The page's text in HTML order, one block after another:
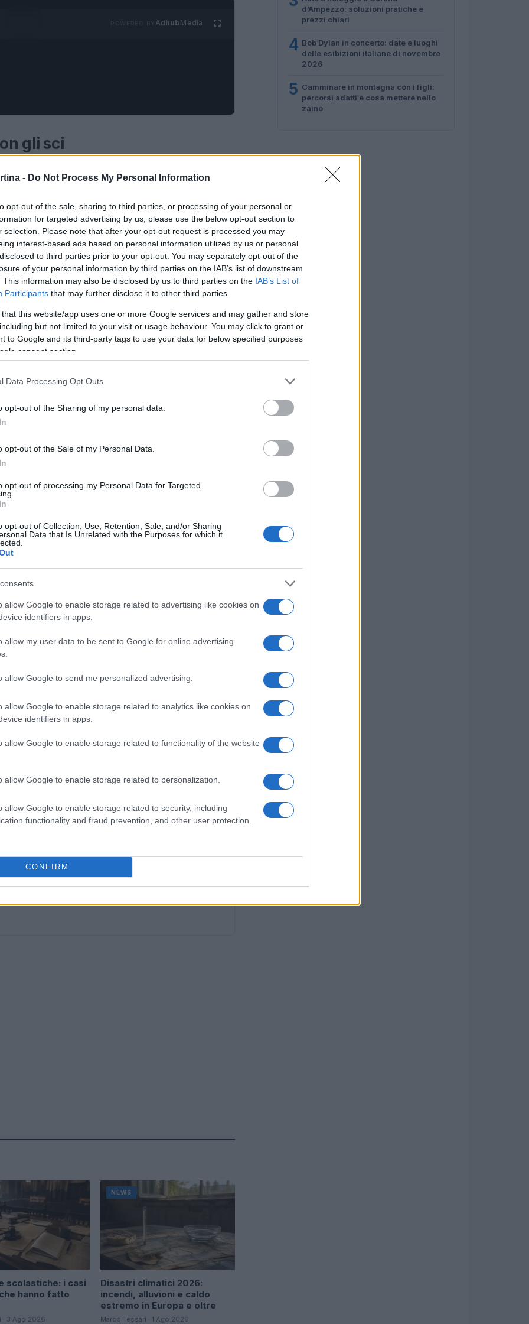
- Do Not Process My Personal Information
opt-out of the sale, sharing to third parties, or processing of your personal or
for targeted advertising by us, please use the below opt-out section to
selection. Please note that after your opt-out request is processed you may
interest-based ads based on personal information utilized by us or personal
to third parties prior to your opt-out. You may separately opt-out of the
of your personal information by third parties on the IAB’s list of downstream
This information may also be disclosed by us to third parties on the IAB’s List of
Participants that may further disclose it to other third parties.
that this website/app uses one or more Google services and may gather and store
but not limited to your visit or usage behaviour. You may click to grant or
to Google and its third-party tags to use your data for below specified purposes
consent section.
Data Processing Opt Outs
opt-out of the Sharing of my personal data.
opt-out of the Sale of my Personal Data.
opt-out of processing my Personal Data for Targeted
opt-out of Collection, Use, Retention, Sale, and/or Sharing
Data that Is Unrelated with the Purposes for which it
allow Google to enable storage related to advertising like cookies on
identifiers in apps.
allow my user data to be sent to Google for online advertising
allow Google to send me personalized advertising.
allow Google to enable storage related to analytics like cookies on
identifiers in apps.
allow Google to enable storage related to functionality of the website
allow Google to enable storage related to personalization.
allow Google to enable storage related to security, including
functionality and fraud prevention, and other user protection.
CONFIRM
AdhubMedia
gli sci
più affascinanti e spettacolari. Ogni anno,
in competizioni che mettono alla prova
il loro coraggio e la loro determinazione. Con
sport offre un mix unico di adrenalina e
gli sci
diverse località montane, dove le strutture
sicurezza e prestazioni elevate. Le
del Mondo e i Campionati Mondiali,
Ogni evento è caratterizzato da
che incita i propri beniamini e vive ogni salto
non solo la pressione della competizione,
possono influenzare notevolmente le loro
processo lungo e impegnativo. Gli atleti
la loro forza, resistenza e tecnica di
salto inizia con una spinta potente e
volo, gli atleti devono mantenere un equilibrio
di atterraggio è altrettanto importante,
a infortuni. Gli allenatori e i preparatori
guidare gli atleti verso il successo, fornendo
le sfide delle competizioni.
scolastiche: i casi
hanno fatto
· 3 Ago 2026
NEWS
Disastri climatici 2026:
incendi, alluvioni e caldo
estremo in Europa e oltre
Marco Tessari · 1 Ago 2026
d’Ampezzo: soluzioni pratiche e
prezzi chiari
4 Bob Dylan in concerto: date e luoghi
delle esibizioni italiane di novembre
2026
5 Camminare in montagna con i figli:
percorsi adatti e cosa mettere nello
zaino